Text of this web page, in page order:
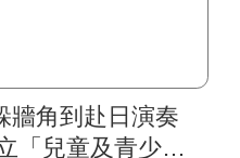
牆角到赴日演奏
「兒童及青少年